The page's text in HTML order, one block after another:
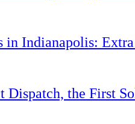
Indianapolis:
Dispatch, the First